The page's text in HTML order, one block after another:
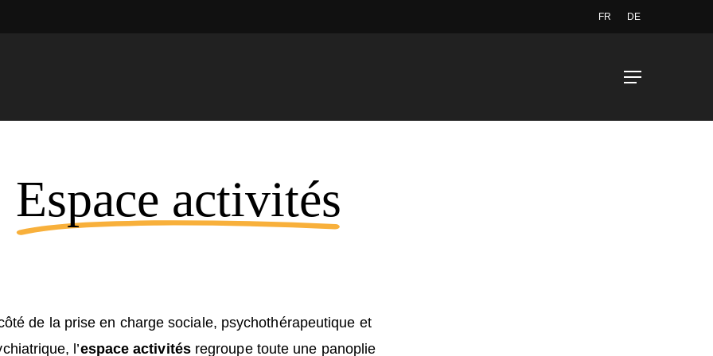
FR DE
Menu
Espace activités
de la prise en charge sociale, psychothérapeutique et
l’espace activités regroupe toute une panoplie